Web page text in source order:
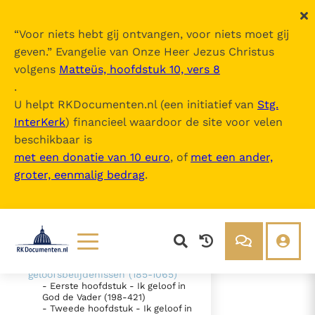
“Voor niets hebt gij ontvangen, voor niets moet gij
geven.” Evangelie van Onze Heer Jezus Christus
volgens Matteüs, hoofdstuk 10, vers 8
.
U helpt RKDocumenten.nl (een initiatief van Stg.
InterKerk) financieel waardoor de site voor velen
beschikbaar is
met een donatie van 10 euro, of met een ander,
groter, eenmalig bedrag.
Lezen
Documenten
Over ons
Over RK Documenten
Catechismus van de Katholieke Kerk
Inhoudsopgave
uitklappen
- Intro
1065)
- EERSTE SECTIE - "Ik geloof" -
"Wij geloven" (26-184)
- TWEEDE SECTIE De belijdenis
geloofsbelijdenissen (185-1065)
- Eerste hoofdstuk - Ik geloof in
God de Vader (198-421)
- Tweede hoofdstuk - Ik geloof in
- IV. - De hel (1033-1037)